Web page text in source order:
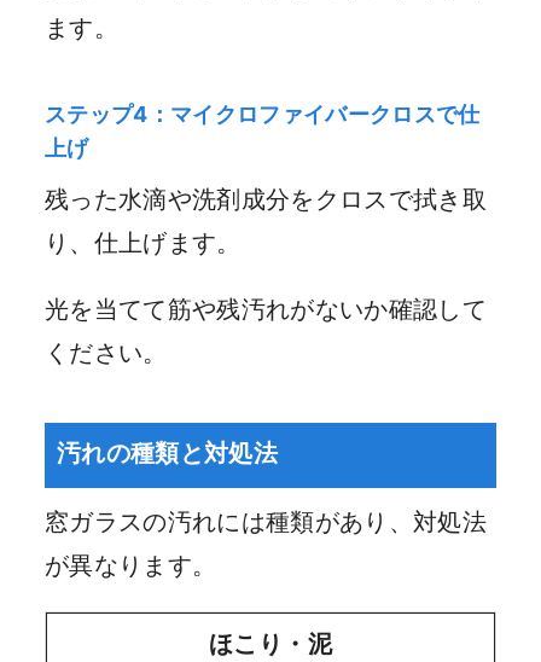
ます。
ステップ4：マイクロファイバークロスで仕
上げ
残った水滴や洗剤成分をクロスで拭き取
り、仕上げます。
光を当てて筋や残汚れがないか確認して
ください。
汚れの種類と対処法
窓ガラスの汚れには種類があり、対処法
が異なります。
ほこり・泥